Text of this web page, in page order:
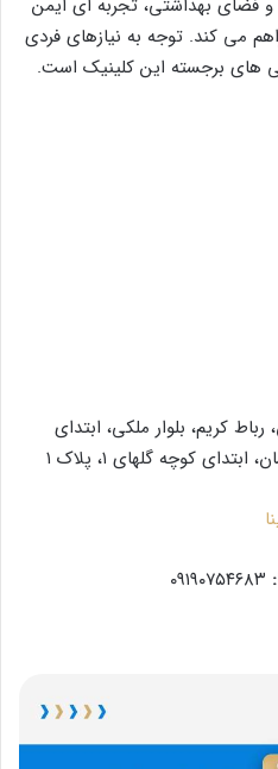
بهداشتی، تجربه‌ ای ایمن
می‌ کند. توجه به نیازهای فردی
های برجسته این کلینیک است.
رباط کریم، بلوار ملکی، ابتدای
کوچه گلهای ۱، پلاک ۱